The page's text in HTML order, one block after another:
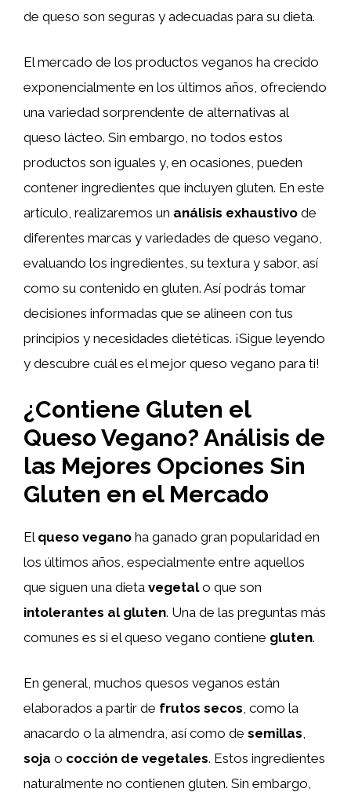
de queso son seguras y adecuadas para su dieta.
El mercado de los productos veganos ha crecido
exponencialmente en los últimos años, ofreciendo
una variedad sorprendente de alternativas al
queso lácteo. Sin embargo, no todos estos
productos son iguales y, en ocasiones, pueden
contener ingredientes que incluyen gluten. En este
artículo, realizaremos un análisis exhaustivo de
diferentes marcas y variedades de queso vegano,
evaluando los ingredientes, su textura y sabor, así
como su contenido en gluten. Así podrás tomar
decisiones informadas que se alineen con tus
principios y necesidades dietéticas. ¡Sigue leyendo
y descubre cuál es el mejor queso vegano para ti!
¿Contiene Gluten el
Queso Vegano? Análisis de
las Mejores Opciones Sin
Gluten en el Mercado
El queso vegano ha ganado gran popularidad en
los últimos años, especialmente entre aquellos
que siguen una dieta vegetalo que son
intolerantes al gluten. Una de las preguntas más
comunes es si el queso vegano contiene gluten.
En general, muchos quesos veganos están
elaborados a partir de frutos secos , como la
anacardo o la almendra, así como de semillas
soja o cocción de vegetales. Estos ingredientes
naturalmente no contienen gluten. Sin embargo,